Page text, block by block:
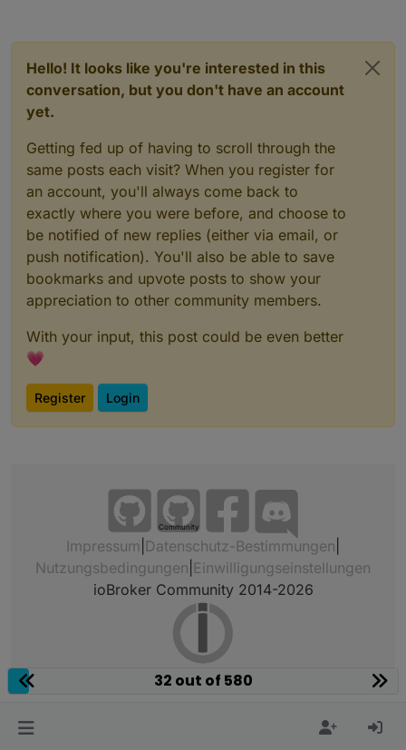
Hello! It looks like you're interested in this
conversation, but you don't have an account
yet.
Getting fed up of having to scroll through the
same posts each visit? When you register for
an account, you'll always come back to
exactly where you were before, and choose to
be notified of new replies (either via email, or
push notification). You'll also be able to save
bookmarks and upvote posts to show your
appreciation to other community members.
With your input, this post could be even better
💗
Register Login
Community
Impressum Datenschutz-Bestimmungen
Nutzungsbedingungen Einwilligungseinstellungen
ioBroker Community 2014-2026
32 out of 580